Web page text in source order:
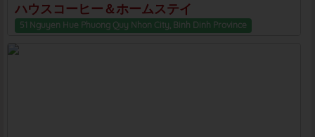
ハウスコーヒー＆ホームステイ
51 Nguyen Hue Phuong Quy Nhon City, Binh Dinh Province